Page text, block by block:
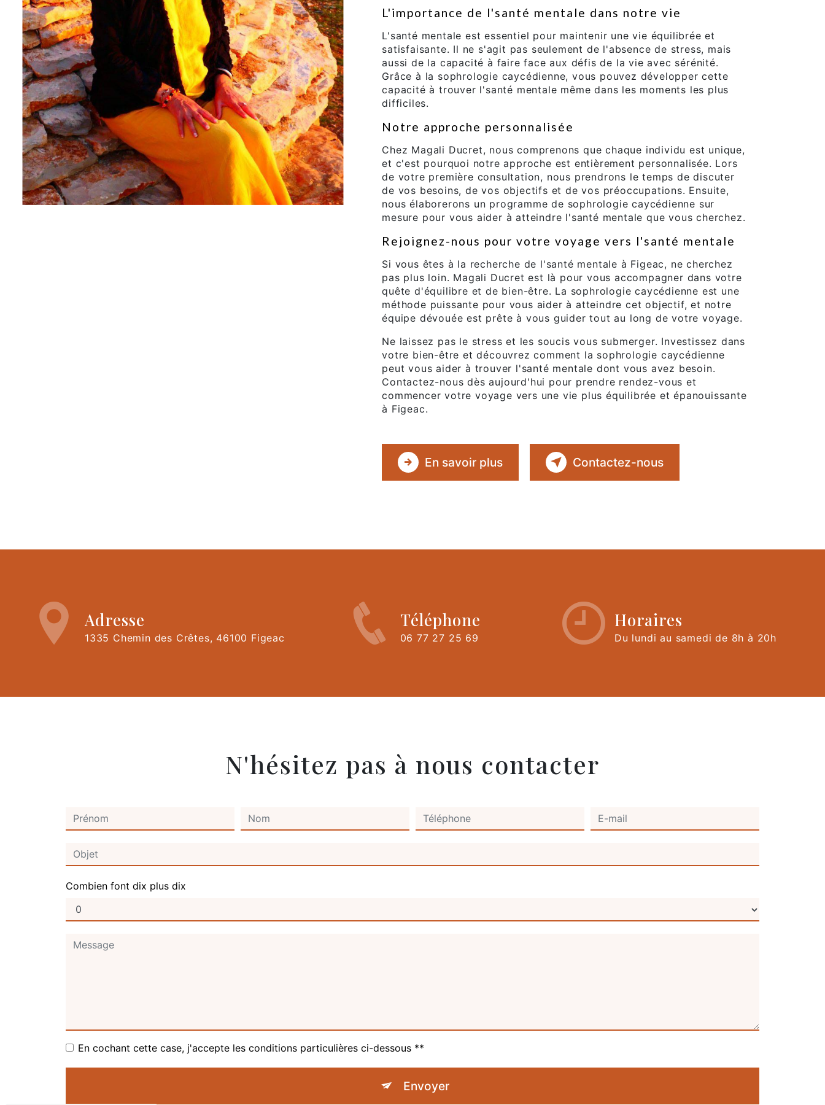
L'importance de l'santé mentale dans notre vie
L'santé mentale est essentiel pour maintenir une vie équilibrée et
satisfaisante. Il ne s'agit pas seulement de l'absence de stress, mais
aussi de la capacité à faire face aux défis de la vie avec sérénité.
Grâce à la sophrologie caycédienne, vous pouvez développer cette
capacité à trouver l'santé mentale même dans les moments les plus
difficiles.
Notre approche personnalisée
Chez Magali Ducret, nous comprenons que chaque individu est unique,
et c'est pourquoi notre approche est entièrement personnalisée. Lors
de votre première consultation, nous prendrons le temps de discuter
de vos besoins, de vos objectifs et de vos préoccupations. Ensuite,
nous élaborerons un programme de sophrologie caycédienne sur
mesure pour vous aider à atteindre l'santé mentale que vous cherchez.
Rejoignez-nous pour votre voyage vers l'santé mentale
Si vous êtes à la recherche de l'santé mentale à Figeac, ne cherchez
pas plus loin. Magali Ducret est là pour vous accompagner dans votre
quête d'équilibre et de bien-être. La sophrologie caycédienne est une
méthode puissante pour vous aider à atteindre cet objectif, et notre
équipe dévouée est prête à vous guider tout au long de votre voyage.
Ne laissez pas le stress et les soucis vous submerger. Investissez dans
votre bien-être et découvrez comment la sophrologie caycédienne
peut vous aider à trouver l'santé mentale dont vous avez besoin.
Contactez-nous dès aujourd'hui pour prendre rendez-vous et
commencer votre voyage vers une vie plus équilibrée et épanouissante
à Figeac.
En savoir plus Contactez-nous
Adresse
1335 Chemin des Crêtes, 46100 Figeac
Téléphone
06 77 27 25 69
Horaires
Du lundi au samedi de 8h à 20h
N'hésitez pas à nous contacter
Combien font dix plus dix
En cochant cette case, j'accepte les conditions particulières ci-dessous **
Envoyer